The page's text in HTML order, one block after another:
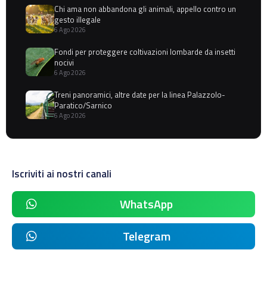
Chi ama non abbandona gli animali, appello contro un
gesto illegale
6 Ago 2026
Fondi per proteggere coltivazioni lombarde da insetti
nocivi
6 Ago 2026
Treni panoramici, altre date per la linea Palazzolo-
Paratico/Sarnico
6 Ago 2026
Iscriviti ai nostri canali
WhatsApp
Telegram